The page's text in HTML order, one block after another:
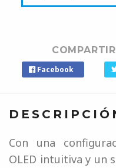
Facebook
Con una
OLED intuitiva y un